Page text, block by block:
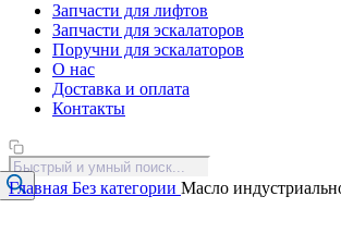
Запчасти для лифтов
Запчасти для эскалаторов
Поручни для эскалаторов
О нас
Доставка и оплата
Контакты
Поиск
товаров
Главная Без категории Масло